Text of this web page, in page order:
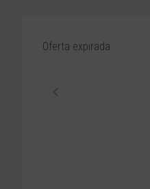
Oferta expirada